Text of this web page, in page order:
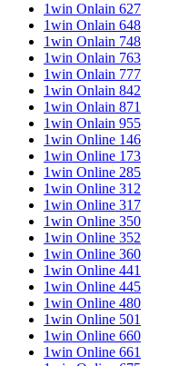
1win Onlain 627
1win Onlain 648
1win Onlain 748
1win Onlain 763
1win Onlain 777
1win Onlain 842
1win Onlain 871
1win Onlain 955
1win Online 146
1win Online 173
1win Online 285
1win Online 312
1win Online 317
1win Online 350
1win Online 352
1win Online 360
1win Online 441
1win Online 445
1win Online 480
1win Online 501
1win Online 660
1win Online 661